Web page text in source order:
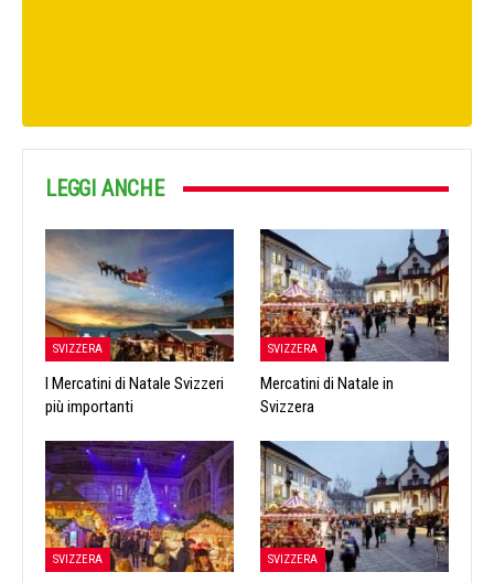
LEGGI ANCHE
SVIZZERA
I Mercatini di Natale Svizzeri
più importanti
SVIZZERA
Mercatini di Natale in
Svizzera
SVIZZERA SVIZZERA